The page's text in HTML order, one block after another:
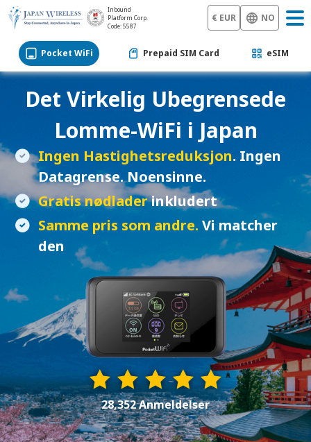
Inbound
Platform Corp.
Code: 5587
€ EUR NO
Pocket WiFi Prepaid SIM Card eSIM
Det Virkelig Ubegrensede
Lomme-WiFi i Japan
Ingen Hastighetsreduksjon. Ingen
Datagrense. Noensinne.
Gratis nødladerinkludert
Samme pris som andre. Vi matcher
den
28,352 Anmeldelser